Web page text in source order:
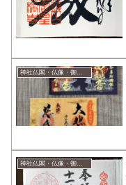
神社仏閣・仏像・御朱印